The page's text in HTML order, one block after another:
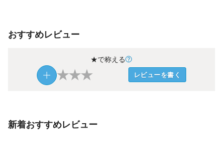
おすすめレビュー
★で称える
★★★ レビューを書く
新着おすすめレビュー